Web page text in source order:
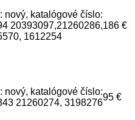
nový, katalógové číslo:
20393097,21260286,
1612254
186 €
nový, katalógové číslo:
21260274, 3198276
95 €